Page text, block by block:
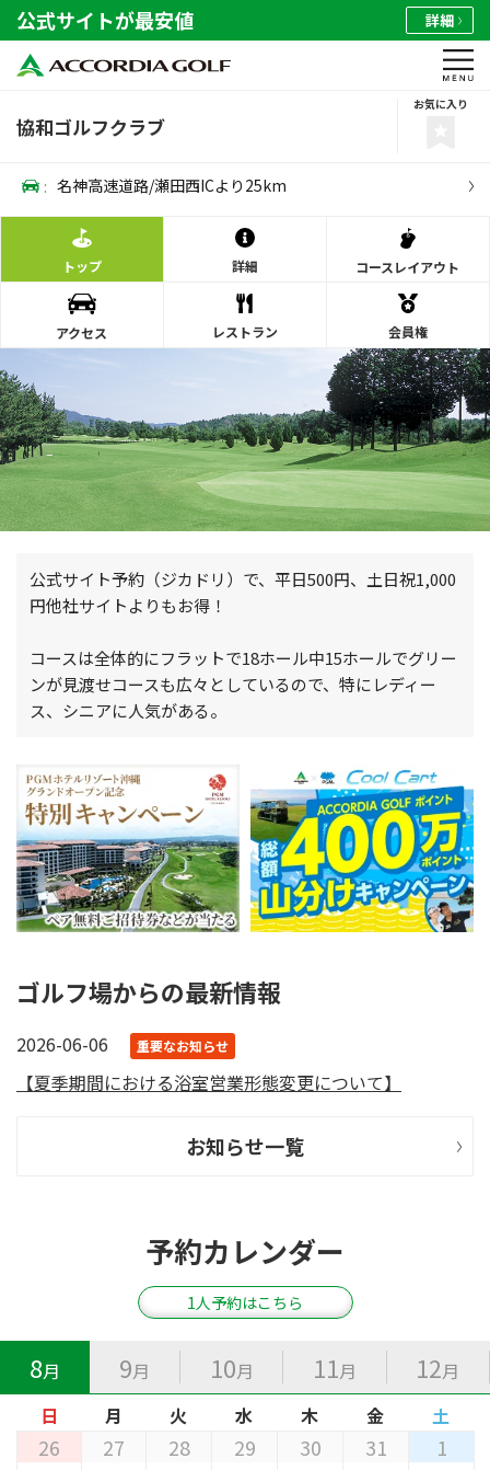
公式サイトが最安値 詳細
協和ゴルフクラブ
お気に入り
: 名神高速道路/瀬田西ICより25km
トップ 詳細 コースレイアウト
アクセス レストラン 会員権
公式サイト予約（ジカドリ）で、平日500円、土日祝1,000
円他社サイトよりもお得！
コースは全体的にフラットで18ホール中15ホールでグリー
ンが見渡せコースも広々としているので、特にレディー
ス、シニアに人気がある。
ゴルフ場からの最新情報
2026-06-06 重要なお知らせ
【夏季期間における浴室営業形態変更について】
お知らせ一覧
予約カレンダー
1人予約はこちら
8月 9月 10月 11月 12月
日
月 火 水 木 金 土
26 27 28 29 30 31 1